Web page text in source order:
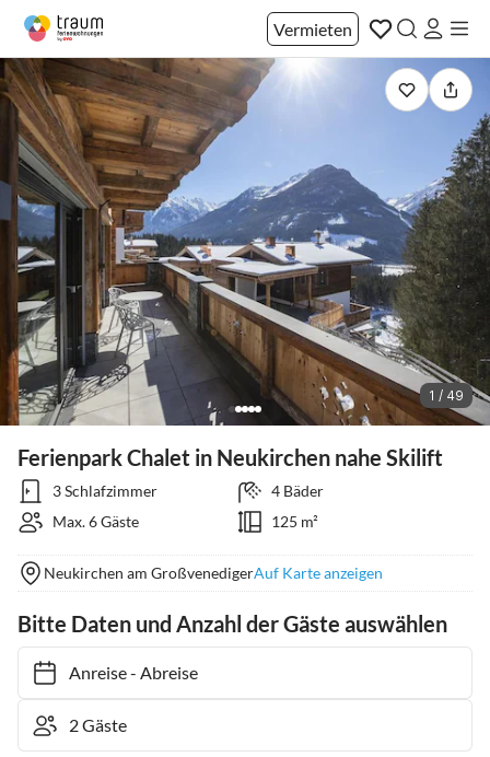
Vermieten
1 / 49
Ferienpark Chalet in Neukirchen nahe Skilift
3 Schlafzimmer
4 Bäder
Max. 6 Gäste
125 m²
Neukirchen am GroßvenedigerAuf Karte anzeigen
Bitte Daten und Anzahl der Gäste auswählen
Anreise- Abreise